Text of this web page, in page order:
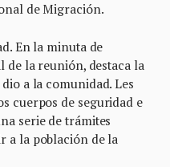
de Migración.
En la minuta de
de la reunión, destaca la
a la comunidad. Les
cuerpos de seguridad e
serie de trámites
a la población de la